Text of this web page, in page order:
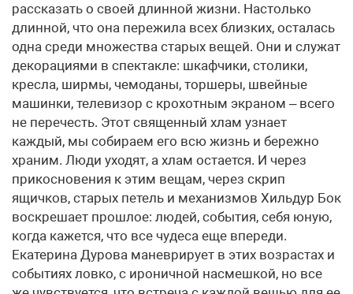
рассказать о своей длинной жизни. Настолько
длинной, что она пережила всех близких, осталась
одна среди множества старых вещей. Они и служат
декорациями в спектакле: шкафчики, столики,
кресла, ширмы, чемоданы, торшеры, швейные
машинки, телевизор с крохотным экраном – всего
не перечесть. Этот священный хлам узнает
каждый, мы собираем его всю жизнь и бережно
храним. Люди уходят, а хлам остается. И через
прикосновения к этим вещам, через скрип
ящичков, старых петель и механизмов Хильдур Бок
воскрешает прошлое: людей, события, себя юную,
когда кажется, что все чудеса еще впереди.
Екатерина Дурова маневрирует в этих возрастах и
событиях ловко, с ироничной насмешкой, но все